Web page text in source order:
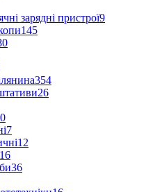
зарядні пристрої9
145
354
26
7
12
16
36